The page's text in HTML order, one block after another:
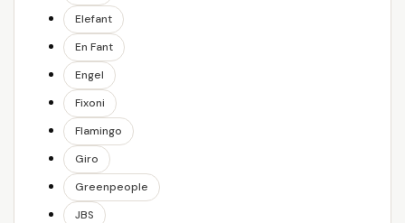
Elefant
En Fant
Engel
Fixoni
Flamingo
Giro
Greenpeople
JBS